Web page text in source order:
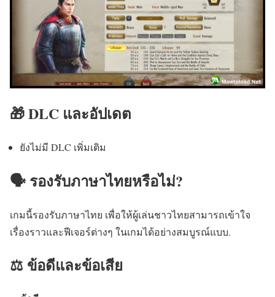
🎁 DLC และอัปเดต
ยังไม่มี DLC เพิ่มเติม
🗣️ รองรับภาษาไทยหรือไม่?
เกมนี้รองรับภาษาไทย เพื่อให้ผู้เล่นชาวไทยสามารถเข้าใจ
เรื่องราวและฟีเจอร์ต่างๆ ในเกมได้อย่างสมบูรณ์แบบ.
⚖️ ข้อดีและข้อเสีย